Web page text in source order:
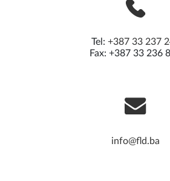
Tel: +387 33 237
Fax: +387 33 236
info@fld.ba